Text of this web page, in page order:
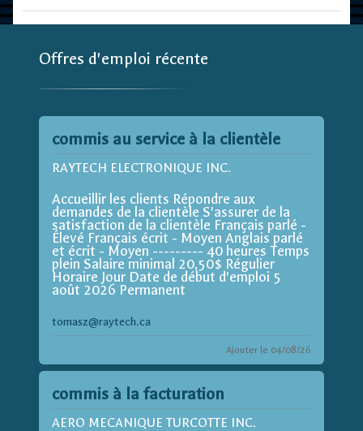
Offres d'emploi récente
commis au service à la clientèle
RAYTECH ELECTRONIQUE INC.
Accueillir les clients Répondre aux
demandes de la clientèle S'assurer de la
satisfaction de la clientèle Français parlé -
Élevé Français écrit - Moyen Anglais parlé
et écrit - Moyen --------- 40 heures Temps
plein Salaire minimal 20,50$ Régulier
Horaire Jour Date de début d'emploi 5
août 2026 Permanent
tomasz@raytech.ca
Ajouter le 04/08/26
commis à la facturation
AERO MECANIQUE TURCOTTE INC.